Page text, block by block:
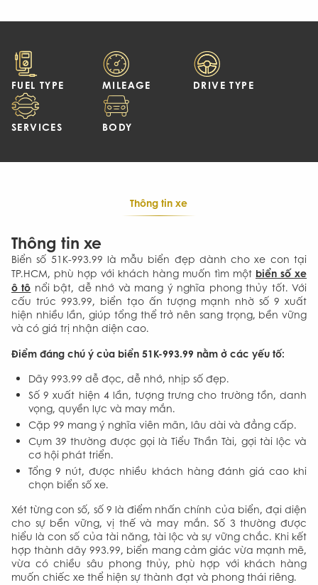
FUEL TYPE MILEAGE DRIVE TYPE
SERVICES BODY
Thông tin xe
Thông tin xe
Biển số 51K-993.99 là mẫu biển đẹp dành cho xe con tại
TP.HCM, phù hợp với khách hàng muốn tìm một biển số xe
ô tô nổi bật, dễ nhớ và mang ý nghĩa phong thủy tốt. Với
cấu trúc 993.99, biển tạo ấn tượng mạnh nhờ số 9 xuất
hiện nhiều lần, giúp tổng thể trở nên sang trọng, bền vững
và có giá trị nhận diện cao.
Điểm đáng chú ý của biển 51K-993.99 nằm ở các yếu tố:
Dãy 993.99 dễ đọc, dễ nhớ, nhịp số đẹp.
Số 9 xuất hiện 4 lần, tượng trưng cho trường tồn, danh
vọng, quyền lực và may mắn.
Cặp 99 mang ý nghĩa viên mãn, lâu dài và đẳng cấp.
Cụm 39 thường được gọi là Tiểu Thần Tài, gợi tài lộc và
cơ hội phát triển.
Tổng 9 nút, được nhiều khách hàng đánh giá cao khi
chọn biển số xe.
Xét từng con số, số 9 là điểm nhấn chính của biển, đại diện
cho sự bền vững, vị thế và may mắn. Số 3 thường được
hiểu là con số của tài năng, tài lộc và sự vững chắc. Khi kết
hợp thành dãy 993.99, biển mang cảm giác vừa mạnh mẽ,
vừa có chiều sâu phong thủy, phù hợp với khách hàng
muốn chiếc xe thể hiện sự thành đạt và phong thái riêng.